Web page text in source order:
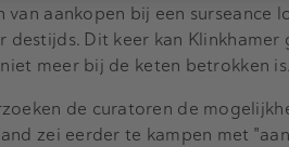
aankopen bij een surseance
destijds. Dit keer kan Klinkhamer
meer bij de keten betrokken is.
de curatoren de
zei eerder te kampen met